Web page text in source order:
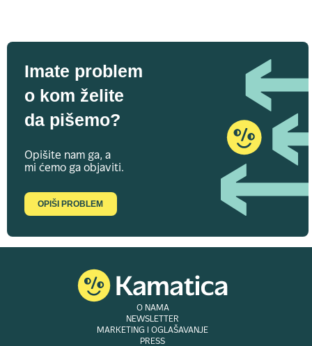
Imate problem
o kom želite
da pišemo?
Opišite nam ga, a
mi ćemo ga objaviti.
OPIŠI PROBLEM
O NAMA
NEWSLETTER
MARKETING I OGLAŠAVANJE
PRESS